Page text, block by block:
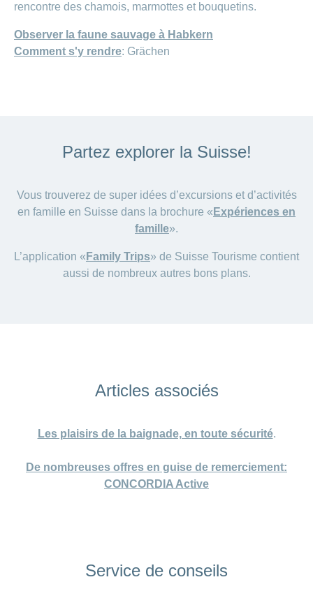
rencontre des chamois, marmottes et bouquetins.
Observer la faune sauvage à Habkern
Comment s'y rendre: Grächen
Partez explorer la Suisse!
Vous trouverez de super idées d’excursions et d’activités
en famille en Suisse dans la brochure « Expériences en
famille».
L’application « Family Trips» de Suisse Tourisme contient
aussi de nombreux autres bons plans.
Articles associés
Les plaisirs de la baignade, en toute sécurité.
De nombreuses offres en guise de remerciement:
CONCORDIA Active
Service de conseils